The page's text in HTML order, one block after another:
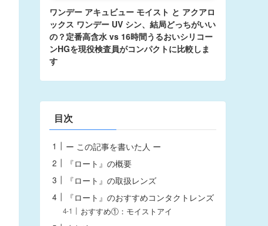
ワンデー アキュビュー モイスト と アクアロ
ックス ワンデー UV シン、結局どっちがいい
の？定番高含水 vs 16時間うるおいシリコー
ンHGを現役検査員がコンパクトに比較しま
す
目次
ー この記事を書いた人 ー
『ロート』の概要
『ロート』の取扱レンズ
『ロート』のおすすめコンタクトレンズ
おすすめ①：モイストアイ